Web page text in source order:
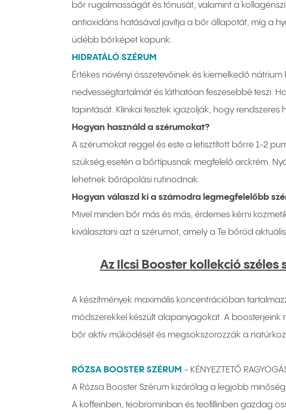
bőr rugalmasságát és tónusát, valamint a
antioxidáns hatásával javítja a bőr állapotát, míg a
üdébb bőrképet kapunk.
HIDRATÁLÓ SZÉRUM
Értékes növényi összetevőinek és kiemelkedő
nedvességtartalmát és láthatóan feszesebbé teszi.
tapintását. Klinikai tesztek igazolják, hogy
Hogyan használd a szérumokat?
A szérumokat reggel és este a letisztított bőrre 1-2
szükség esetén a bőrtípusnak megfelelő arckrém.
lehetnek bőrápolási rutinodnak.
Hogyan válaszd ki a számodra legmegfelelőbb
Mivel minden bőr más és más, érdemes kérni
kiválasztani azt a szérumot, amely a Te bőröd
Az Ilcsi Booster kollekció
A készítmények maximális koncentrációban
módszerekkel készült alapanyagokat. A
bőr aktív működését és megsokszorozzák a
RÓZSA BOOSTER SZÉRUM - KÉNYEZTETŐ
A Rózsa Booster Szérum kizárólag a legjobb
A koffeinben, teobrominban és teofillinben gazdag